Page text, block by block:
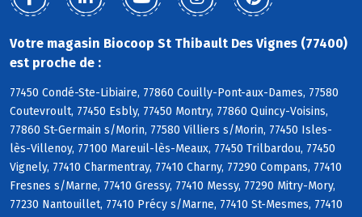
Votre magasin Biocoop St Thibault Des Vignes (77400)
est proche de :
77450 Condé-Ste-Libiaire, 77860 Couilly-Pont-aux-Dames, 77580
Coutevroult, 77450 Esbly, 77450 Montry, 77860 Quincy-Voisins,
77860 St-Germain s/Morin, 77580 Villiers s/Morin, 77450 Isles-
lès-Villenoy, 77100 Mareuil-lès-Meaux, 77450 Trilbardou, 77450
Vignely, 77410 Charmentray, 77410 Charny, 77290 Compans, 77410
Fresnes s/Marne, 77410 Gressy, 77410 Messy, 77290 Mitry-Mory,
77230 Nantouillet, 77410 Précy s/Marne, 77410 St-Mesmes, 77410